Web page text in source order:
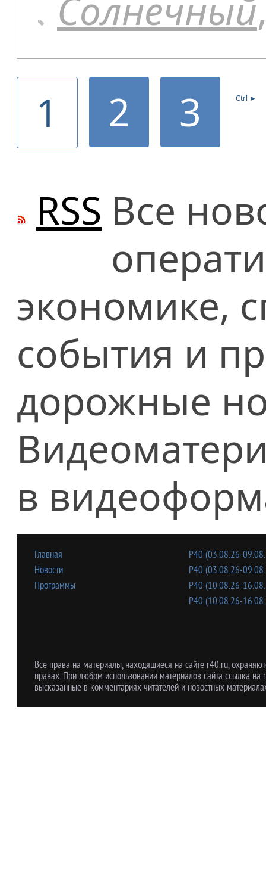
Солнечный
1
2 3 Ctrl ►
RSS Все
экономике,
события и
дорожные
в
Главная
Новости
Программы
Р40 (03.08.26-
Р40 (03.08.26-
Р40 (10.08.26-
Р40 (10.08.26-
Все права на материалы, находящиеся на сайте r40.ru,
правах. При любом использовании материалов сайта ссылка
высказанные в комментариях читателей и новостных